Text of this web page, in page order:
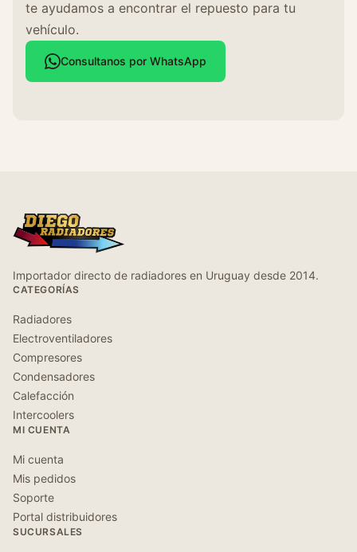
te ayudamos a encontrar el repuesto para tu
vehículo.
Consultanos por WhatsApp
Importador directo de radiadores en Uruguay desde 2014.
CATEGORÍAS
Radiadores
Electroventiladores
Compresores
Condensadores
Calefacción
Intercoolers
MI CUENTA
Mi cuenta
Mis pedidos
Soporte
Portal distribuidores
SUCURSALES